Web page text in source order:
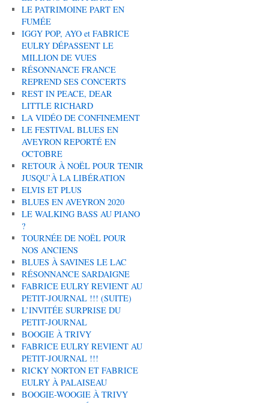
LE PATRIMOINE PART EN
FUMÉE
IGGY POP, AYO et FABRICE
EULRY DÉPASSENT LE
MILLION DE VUES
RÉSONNANCE FRANCE
REPREND SES CONCERTS
REST IN PEACE, DEAR
LITTLE RICHARD
LA VIDÉO DE CONFINEMENT
LE FESTIVAL BLUES EN
AVEYRON REPORTÉ EN
OCTOBRE
RETOUR À NOËL POUR TENIR
JUSQU’À LA LIBÉRATION
ELVIS ET PLUS
BLUES EN AVEYRON 2020
LE WALKING BASS AU PIANO
?
TOURNÉE DE NOËL POUR
NOS ANCIENS
BLUES À SAVINES LE LAC
RÉSONNANCE SARDAIGNE
FABRICE EULRY REVIENT AU
PETIT-JOURNAL !!! (SUITE)
L’INVITÉE SURPRISE DU
PETIT-JOURNAL
BOOGIE À TRIVY
FABRICE EULRY REVIENT AU
PETIT-JOURNAL !!!
RICKY NORTON ET FABRICE
EULRY À PALAISEAU
BOOGIE-WOOGIE À TRIVY